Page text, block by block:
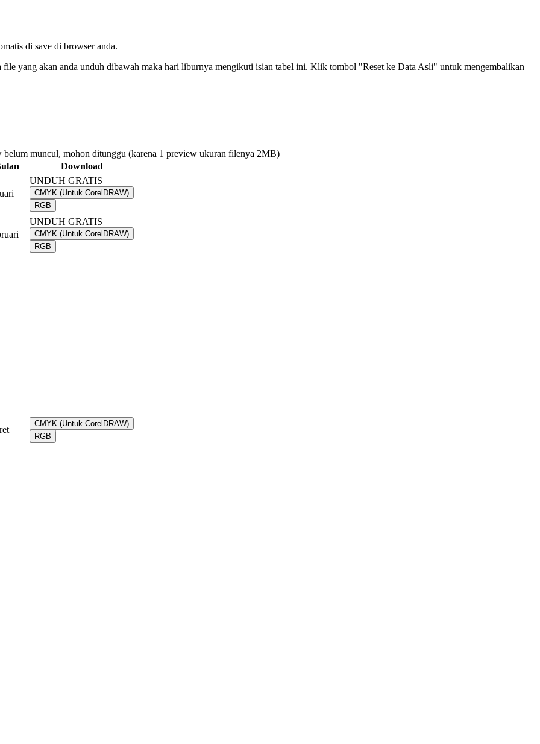
di save di browser anda.
yang akan anda unduh dibawah maka hari liburnya mengikuti isian tabel ini. Klik tombol "Reset ke Data Asli" untuk mengembalikan
muncul, mohon ditunggu (karena 1 preview ukuran filenya 2MB)
Download
UNDUH GRATIS
CMYK (Untuk CorelDRAW)
RGB
UNDUH GRATIS
CMYK (Untuk CorelDRAW)
RGB
CMYK (Untuk CorelDRAW)
RGB